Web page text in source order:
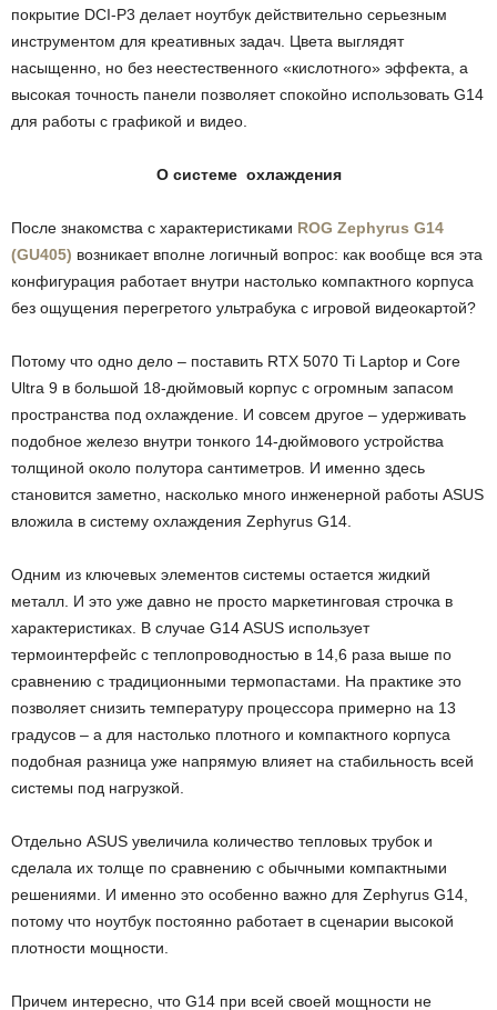
покрытие DCI-P3 делает ноутбук действительно серьезным
инструментом для креативных задач. Цвета выглядят
насыщенно, но без неестественного «кислотного» эффекта, а
высокая точность панели позволяет спокойно использовать G14
для работы с графикой и видео.
О системе охлаждения
После знакомства с характеристиками ROG Zephyrus G14
(GU405) возникает вполне логичный вопрос: как вообще вся эта
конфигурация работает внутри настолько компактного корпуса
без ощущения перегретого ультрабука с игровой видеокартой?
Потому что одно дело – поставить RTX 5070 Ti Laptop и Core
Ultra 9 в большой 18-дюймовый корпус с огромным запасом
пространства под охлаждение. И совсем другое – удерживать
подобное железо внутри тонкого 14-дюймового устройства
толщиной около полутора сантиметров. И именно здесь
становится заметно, насколько много инженерной работы ASUS
вложила в систему охлаждения Zephyrus G14.
Одним из ключевых элементов системы остается жидкий
металл. И это уже давно не просто маркетинговая строчка в
характеристиках. В случае G14 ASUS использует
термоинтерфейс с теплопроводностью в 14,6 раза выше по
сравнению с традиционными термопастами. На практике это
позволяет снизить температуру процессора примерно на 13
градусов – а для настолько плотного и компактного корпуса
подобная разница уже напрямую влияет на стабильность всей
системы под нагрузкой.
Отдельно ASUS увеличила количество тепловых трубок и
сделала их толще по сравнению с обычными компактными
решениями. И именно это особенно важно для Zephyrus G14,
потому что ноутбук постоянно работает в сценарии высокой
плотности мощности.
Причем интересно, что G14 при всей своей мощности не